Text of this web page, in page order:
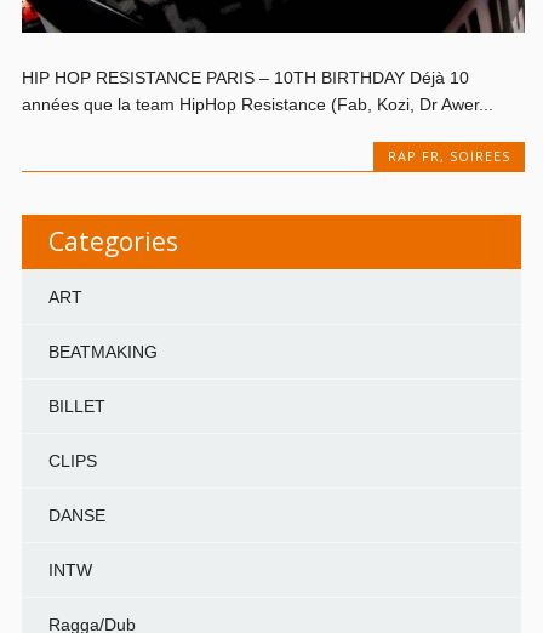
HIP HOP RESISTANCE PARIS – 10TH BIRTHDAY Déjà 10
années que la team HipHop Resistance (Fab, Kozi, Dr Awer...
RAP FR , SOIREES
Categories
ART
BEATMAKING
BILLET
CLIPS
DANSE
INTW
Ragga/Dub